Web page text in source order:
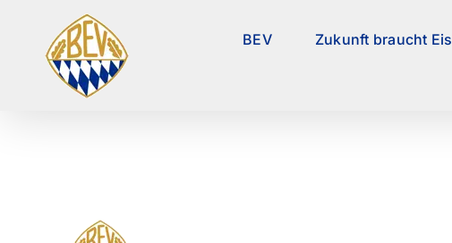
springen
BEV Zukunft braucht Eis